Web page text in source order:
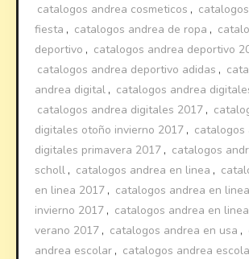
catalogos andrea cosmeticos ,
fiesta , catalogos andrea de ropa ,
deportivo , catalogos andrea deportivo
catalogos andrea deportivo adidas ,
andrea digital , catalogos andrea
catalogos andrea digitales 2017 ,
digitales otoño invierno 2017 , catalogos
digitales primavera 2017 , catalogos
scholl , catalogos andrea en linea ,
en linea 2017 , catalogos andrea en
invierno 2017 , catalogos andrea en
verano 2017 , catalogos andrea en usa ,
andrea escolar , catalogos andrea